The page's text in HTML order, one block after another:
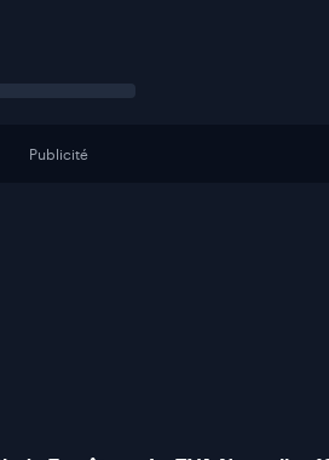
Publicité